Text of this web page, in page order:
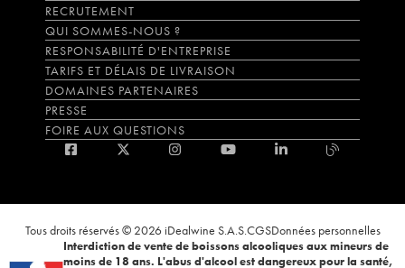
RECRUTEMENT
QUI SOMMES-NOUS ?
RESPONSABILITÉ D'ENTREPRISE
TARIFS ET DÉLAIS DE LIVRAISON
DOMAINES PARTENAIRES
PRESSE
FOIRE AUX QUESTIONS
Tous droits réservés © 2026 iDealwine S.A.S.CGSDonnées personnelles
Interdiction de vente de boissons alcooliques aux mineurs de
moins de 18 ans. L'abus d'alcool est dangereux pour la santé,